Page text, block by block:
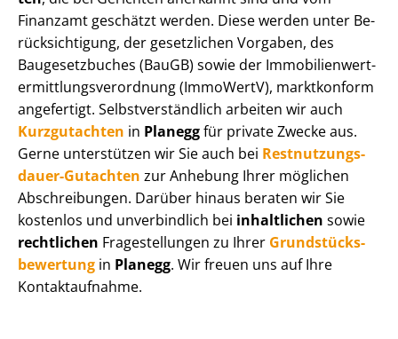
Finanzamt geschätzt werden. Diese werden unter Be­
rück­sich­ti­gung, der gesetzlichen Vorgaben, des
Baugesetzbuches (BauGB) sowie der Im­mo­bi­li­en­wert­
ermitt­lungs­ver­ord­nung (ImmoWertV), marktkonform
angefertigt. Selbst­ver­ständ­lich arbeiten wir auch
Kurzgutachten in Planeggfür private Zwecke aus.
Gerne unterstützen wir Sie auch bei Rest­nut­zungs­
dau­er-Gutachten zur Anhebung Ihrer möglichen
Abschreibungen. Darüber hinaus beraten wir Sie
kostenlos und unverbindlich bei inhaltlichen sowie
rechtlichen Fragestellungen zu Ihrer Grund­stücks­
be­wer­tung in Planegg. Wir freuen uns auf Ihre
Kontaktaufnahme.